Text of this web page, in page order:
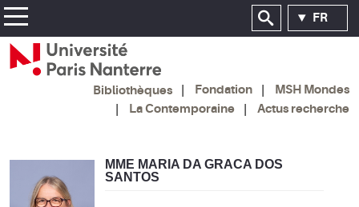
FR
Bibliothèques Fondation
MSH Mondes
La Contemporaine
Actus recherche
MME MARIA DA GRACA DOS
SANTOS